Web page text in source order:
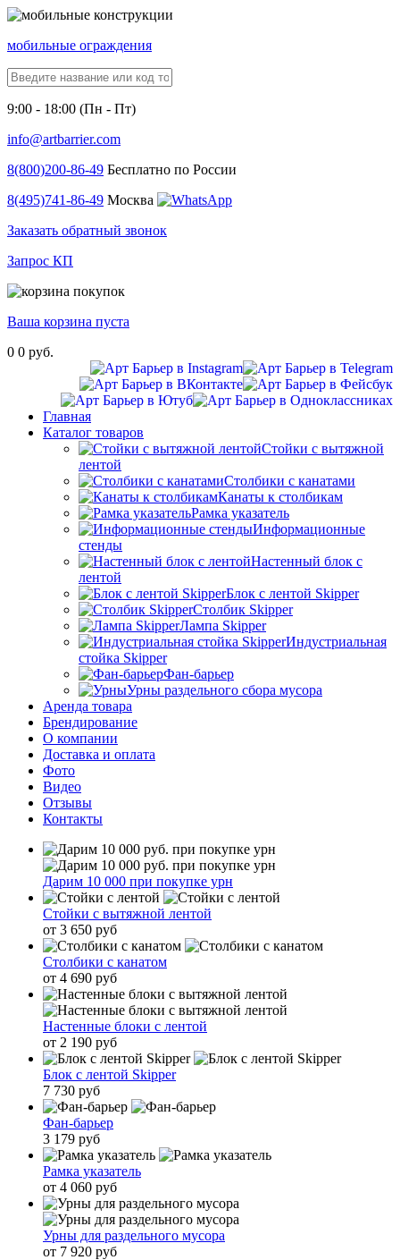
мобильные ограждения
9:00 - 18:00 (Пн - Пт)
info@artbarrier.com
8(800)200-86-49 Бесплатно по России
8(495)741-86-49 Москва
Заказать обратный звонок
Запрос КП
Ваша корзина пуста
0 0 руб.
Главная
Каталог товаров
Стойки с вытяжной
лентой
Столбики с канатами
Канаты к столбикам
Рамка указатель
Информационные
стенды
Настенный блок с
лентой
Блок с лентой Skipper
Столбик Skipper
Лампа Skipper
Индустриальная
стойка Skipper
Фан-барьер
Урны раздельного сбора мусора
Аренда товара
Брендирование
О компании
Доставка и оплата
Фото
Видео
Отзывы
Контакты
Дарим 10 000 при покупке урн
Стойки с вытяжной лентой
от 3 650 руб
Столбики с канатом
от 4 690 руб
Настенные блоки с лентой
от 2 190 руб
Блок с лентой Skipper
7 730 руб
Фан-барьер
3 179 руб
Рамка указатель
от 4 060 руб
Урны для раздельного мусора
от 7 920 руб